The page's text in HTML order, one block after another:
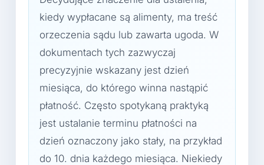
kiedy wypłacane są alimenty, ma treść
orzeczenia sądu lub zawarta ugoda. W
dokumentach tych zazwyczaj
precyzyjnie wskazany jest dzień
miesiąca, do którego winna nastąpić
płatność. Często spotykaną praktyką
jest ustalanie terminu płatności na
dzień oznaczony jako stały, na przykład
do 10. dnia każdego miesiąca. Niekiedy